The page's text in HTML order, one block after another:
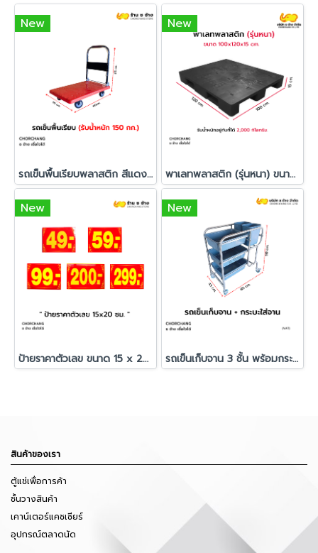
New
รถเข็นพื้นเรียบพลาสติก สีแดง ขนาด 56 X 80 X 85 cm.
New
พาเลทพลาสติก (รุ่นหนา) ขนาด 100x120x15 cm.
New
ป้ายราคาตัวเลข ขนาด 15 x 20 ซม.
New
รถเข็นเก็บจาน 3 ชั้น พร้อมกระบะใส่ภาชนะ
สินค้าของเรา
ตู้แช่เพื่อการค้า
ชั้นวางสินค้า
เคาน์เตอร์แคชเชียร์
อุปกรณ์ตลาดนัด